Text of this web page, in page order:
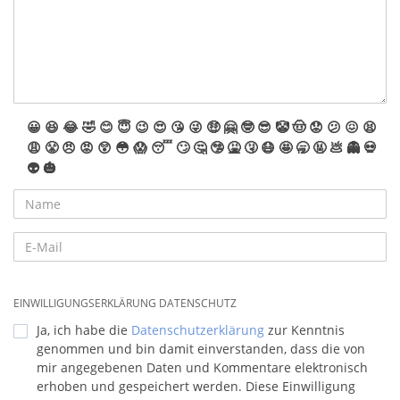
😀 😆 😂🤣 😊 😇 😉 😍 😘 😜 🤑 🤗 🤓 😎 🤡🤠 😟 😕 😖 😫
😩 😤 😠 😡 😲 😳 😱 😴 🙄 🤔 🤥 🤮 🤧 😷 🤩 🥱 🤬 💩 👻 💀
👽 🎃
EINWILLIGUNGSERKLÄRUNG DATENSCHUTZ
Ja, ich habe die Datenschutzerklärung zur Kenntnis
genommen und bin damit einverstanden, dass die von
mir angegebenen Daten und Kommentare elektronisch
erhoben und gespeichert werden. Diese Einwilligung